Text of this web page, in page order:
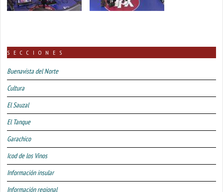
SECCIONES
Buenavista del Norte
Cultura
El Sauzal
El Tanque
Garachico
Icod de los Vinos
Información insular
Información regional